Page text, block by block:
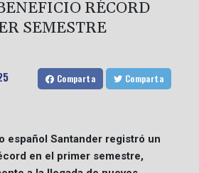
RÉCORD
SEMESTRE
Comparta Comparta
español Santander registró un
en el primer semestre,